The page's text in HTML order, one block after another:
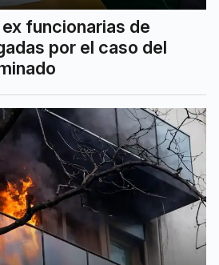
funcionarias de
por el caso del